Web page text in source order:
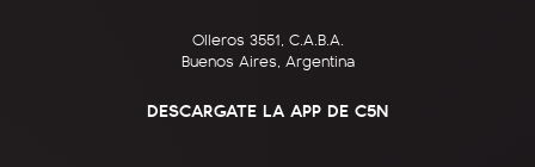
Olleros 3551, C.A.B.A.
Buenos Aires, Argentina
DESCARGATE LA APP DE C5N